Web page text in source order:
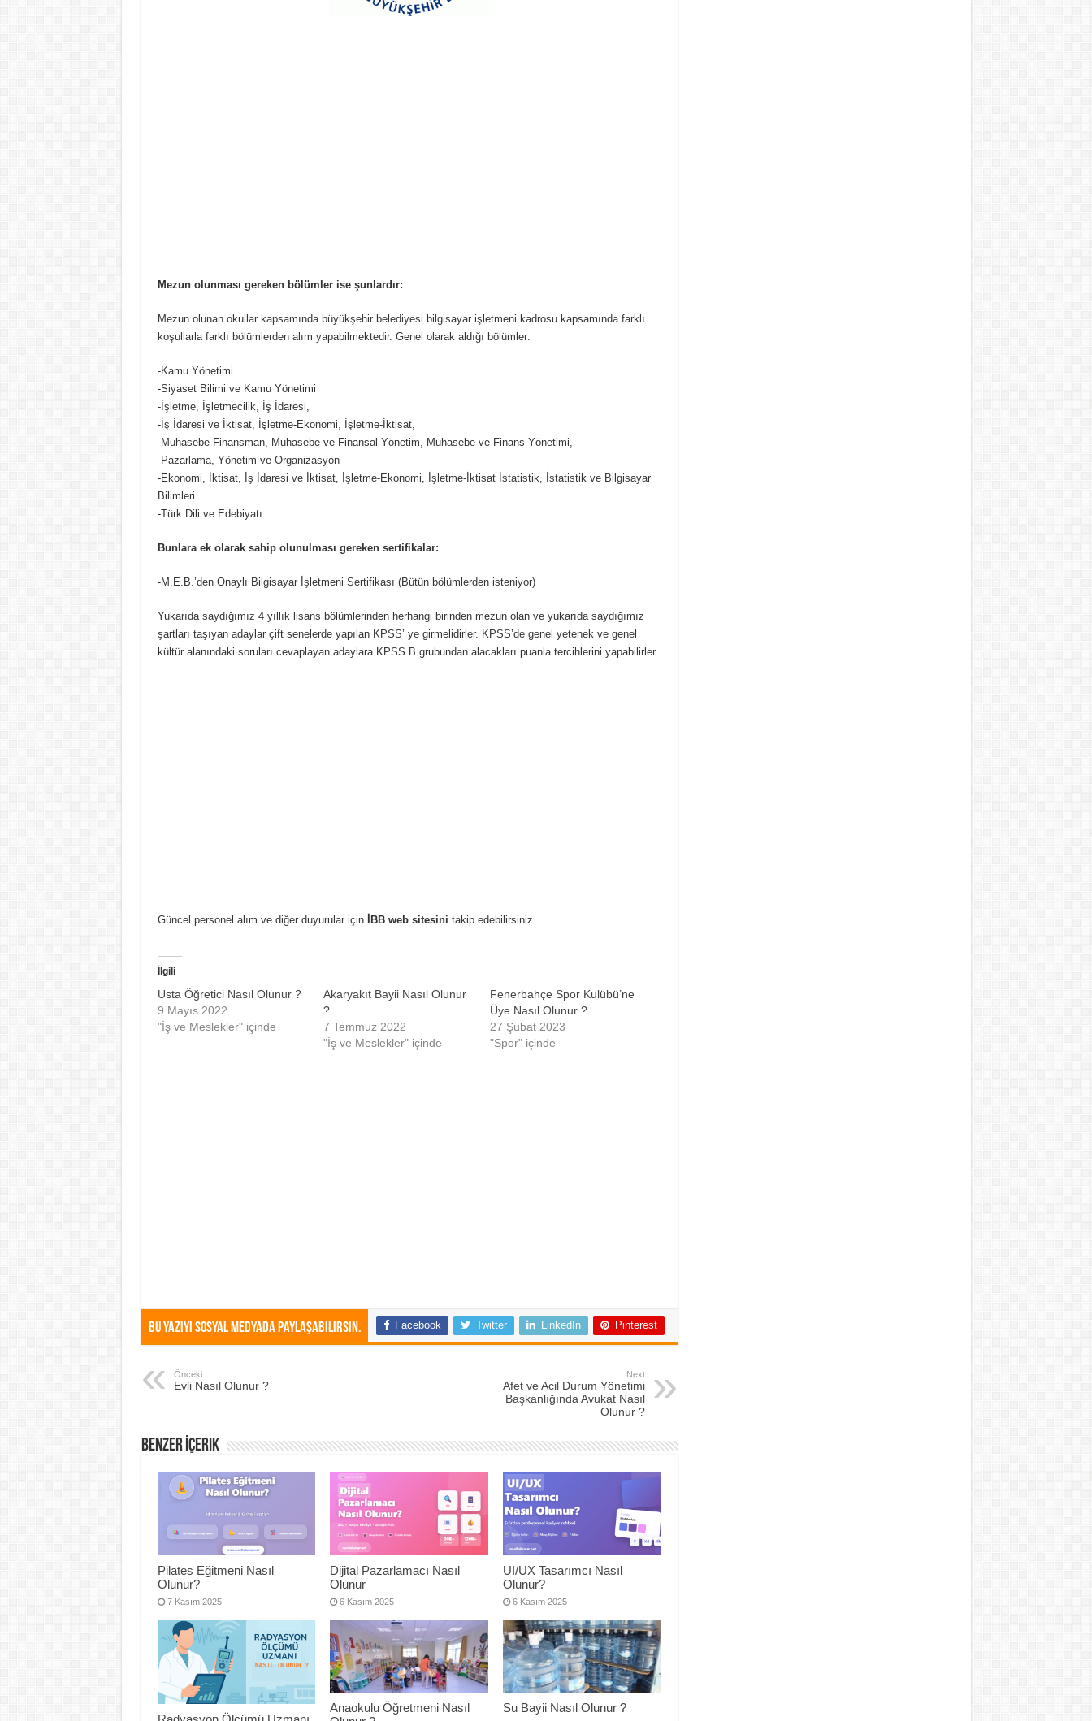
Mezun olunması gereken bölümler ise şunlardır:
Mezun olunan okullar kapsamında büyükşehir belediyesi bilgisayar işletmeni kadrosu kapsamında farklı
koşullarla farklı bölümlerden alım yapabilmektedir. Genel olarak aldığı bölümler:
-Kamu Yönetimi
-Siyaset Bilimi ve Kamu Yönetimi
-İşletme, İşletmecilik, İş İdaresi,
-İş İdaresi ve İktisat, İşletme-Ekonomi, İşletme-İktisat,
-Muhasebe-Finansman, Muhasebe ve Finansal Yönetim, Muhasebe ve Finans Yönetimi,
-Pazarlama, Yönetim ve Organizasyon
-Ekonomi, İktisat, İş İdaresi ve İktisat, İşletme-Ekonomi, İşletme-İktisat İstatistik, İstatistik ve Bilgisayar
Bilimleri
-Türk Dili ve Edebiyatı
Bunlara ek olarak sahip olunulması gereken sertifikalar:
-M.E.B.’den Onaylı Bilgisayar İşletmeni Sertifikası (Bütün bölümlerden isteniyor)
Yukarıda saydığımız 4 yıllık lisans bölümlerinden herhangi birinden mezun olan ve yukarıda saydığımız
şartları taşıyan adaylar çift senelerde yapılan KPSS’ ye girmelidirler. KPSS’de genel yetenek ve genel
kültür alanındaki soruları cevaplayan adaylara KPSS B grubundan alacakları puanla tercihlerini yapabilirler.
Güncel personel alım ve diğer duyurular için İBB web sitesini takip edebilirsiniz.
İlgili
Usta Öğretici Nasıl Olunur ?
9 Mayıs 2022
"İş ve Meslekler" içinde
Akaryakıt Bayii Nasıl Olunur
?
7 Temmuz 2022
"İş ve Meslekler" içinde
Fenerbahçe Spor Kulübü’ne
Üye Nasıl Olunur ?
27 Şubat 2023
"Spor" içinde
Bu Yazıyı Sosyal Medyada Paylaşabilirsin. Facebook Twitter LinkedIn Pinterest
Önceki
Evli Nasıl Olunur ?
Next
Afet ve Acil Durum Yönetimi
Başkanlığında Avukat Nasıl
Olunur ?
Benzer İçerik
Pilates Eğitmeni Nasıl
Olunur?
7 Kasım 2025
Dijital Pazarlamacı Nasıl
Olunur
6 Kasım 2025
UI/UX Tasarımcı Nasıl
Olunur?
6 Kasım 2025
Anaokulu Öğretmeni Nasıl
Su Bayii Nasıl Olunur ?